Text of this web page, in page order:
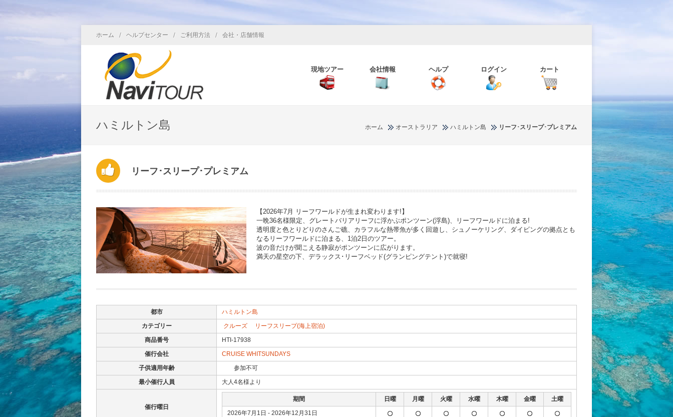
ホーム / ヘルプセンター / ご利用方法 / 会社・店舗情報
現地ツアー 会社情報 ヘルプ ログイン カート
ハミルトン島 ホーム オーストラリア ハミルトン島 リーフ･スリープ･プレミアム
リーフ･スリープ･プレミアム
【2026年7月 リーフワールドが生まれ変わります!】
一晩36名様限定、グレートバリアリーフに浮かぶポンツーン(浮島)、リーフワールドに泊まる!
透明度と色とりどりのさんご礁、カラフルな熱帯魚が多く回遊し、シュノーケリング、ダイビングの拠点とも
なるリーフワールドに泊まる、1泊2日のツアー。
波の音だけが聞こえる静寂がポンツーンに広がります。
満天の星空の下、デラックス･リーフベッド(グランピングテント)で就寝!
都市
ハミルトン島
カテゴリー
クルーズ
リーフスリープ(海上宿泊)
商品番号
HTI-17938
催行会社
CRUISE WHITSUNDAYS
子供適用年齢
参加不可
最小催行人員
大人4名様より
催行曜日
期間 日曜 月曜 火曜 水曜 木曜 金曜
土曜
2026年7月1日 - 2026年12月31日